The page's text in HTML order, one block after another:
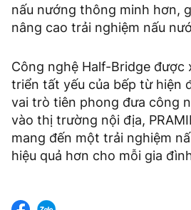
nấu nướng thông minh hơn,
nâng cao trải nghiệm nấu
Công nghệ Half-Bridge được
triển tất yếu của bếp từ hiện
vai trò tiên phong đưa công
vào thị trường nội địa,
mang đến một trải nghiệm
hiệu quả hơn cho mỗi gia